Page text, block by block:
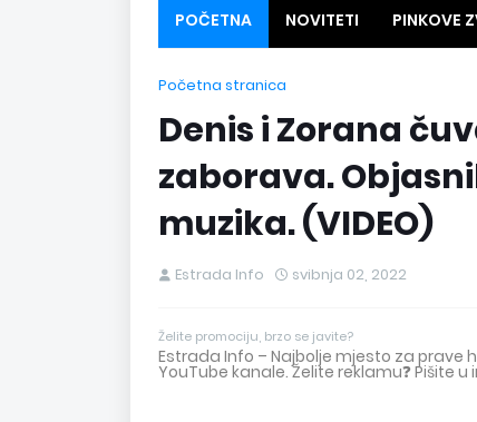
POČETNA NOVITETI PINKOVE
GLAVNO NA ESTRADI
Početna stranica
Denis i Zorana
zaborava.
muzika. (VIDEO)
Estrada Info svibnja 02, 2022
Želite promociju, brzo se javite?
Estrada Info – Najbolje mjesto za prave
YouTube kanale. Želite reklamu❓ Pišite